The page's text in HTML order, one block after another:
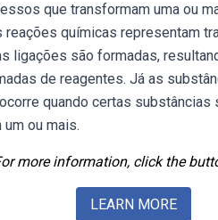
que transformam uma ou
químicas representam
ligações são formadas,
de reagentes. Já as
quando certas
ou mais.
more information, click the
LEARN MORE